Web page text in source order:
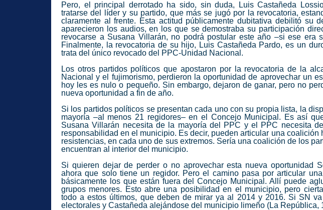
Pero, el principal derrotado ha sido, sin duda, Luis Castañeda
tratarse del líder y su partido, que más se jugó por la revocatoria,
claramente al frente. Esta actitud públicamente dubitativa debilitó su
aparecieron los audios, en los que se demostraba su participación
revocarse a Susana Villarán, no podrá postular este año –si ese era
Finalmente, la revocatoria de su hijo, Luis Castañeda Pardo, es un
trata del único revocado del PPC-Unidad Nacional.
Los otros partidos políticos que apostaron por la revocatoria de la
Nacional y el fujimorismo, perdieron la oportunidad de aprovechar un
hoy les es nulo o pequeño. Sin embargo, dejaron de ganar, pero no
nueva oportunidad a fin de año.
Si los partidos políticos se presentan cada uno con su propia lista, la
mayoría –al menos 21 regidores– en el Concejo Municipal. Es así
Susana Villarán necesita de la mayoría del PPC y el PPC necesita
responsabilidad en el municipio. Es decir, pueden articular una coalición
resistencias, en cada uno de sus extremos. Sería una coalición de los
encuentran al interior del municipio.
Si quieren dejar de perder o no aprovechar esta nueva oportunidad
ahora que solo tiene un regidor. Pero el camino pasa por articular
básicamente los que están fuera del Concejo Municipal. Allí puede
grupos menores. Esto abre una posibilidad en el municipio, pero
todo a estos últimos, que deben de mirar ya al 2014 y 2016. Si SN
electorales y Castañeda alejándose del municipio limeño (La República,